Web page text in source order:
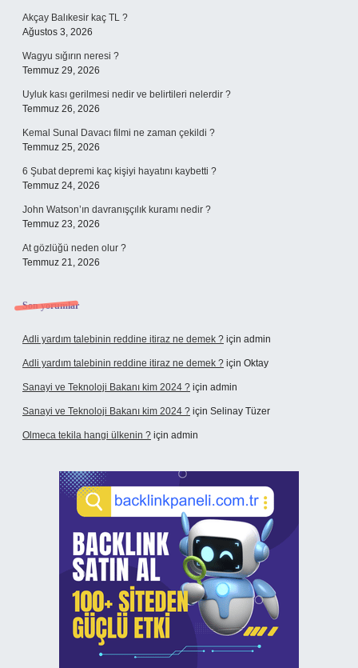
Akçay Balıkesir kaç TL ?
Ağustos 3, 2026
Wagyu sığırın neresi ?
Temmuz 29, 2026
Uyluk kası gerilmesi nedir ve belirtileri nelerdir ?
Temmuz 26, 2026
Kemal Sunal Davacı filmi ne zaman çekildi ?
Temmuz 25, 2026
6 Şubat depremi kaç kişiyi hayatını kaybetti ?
Temmuz 24, 2026
John Watson’ın davranışçılık kuramı nedir ?
Temmuz 23, 2026
At gözlüğü neden olur ?
Temmuz 21, 2026
Son yorumlar
Adli yardım talebinin reddine itiraz ne demek ? için admin
Adli yardım talebinin reddine itiraz ne demek ? için Oktay
Sanayi ve Teknoloji Bakanı kim 2024 ? için admin
Sanayi ve Teknoloji Bakanı kim 2024 ? için Selinay Tüzer
Olmeca tekila hangi ülkenin ? için admin